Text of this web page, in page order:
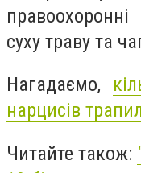
суху траву та
Нагадаємо,
нарцисів
Читайте також: